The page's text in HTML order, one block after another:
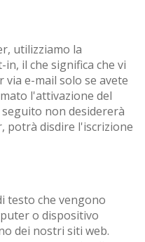
utilizziamo la
il che significa che vi
e-mail solo se avete
l'attivazione del
non desidererà
potrà disdire l'iscrizione
testo che vengono
o dispositivo
dei nostri siti web.